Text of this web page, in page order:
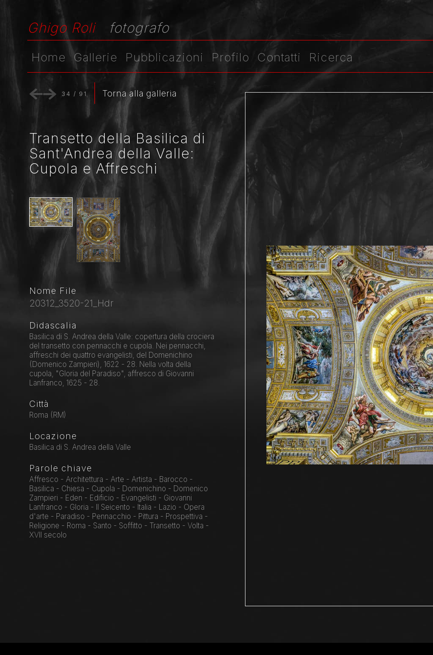
Ghigo Roli fotografo
Home Gallerie Pubblicazioni Profilo Contatti Ricerca
34 / 91 Torna alla galleria
Transetto della Basilica di
Sant'Andrea della Valle:
Cupola e Affreschi
Nome File
20312_3520-21_Hdr
Didascalia
Basilica di S. Andrea della Valle: copertura della crociera
del transetto con pennacchi e cupola. Nei pennacchi,
affreschi dei quattro evangelisti, del Domenichino
(Domenico Zampieri), 1622 - 28. Nella volta della
cupola, "Gloria del Paradiso", affresco di Giovanni
Lanfranco, 1625 - 28.
Città
Roma (RM)
Locazione
Basilica di S. Andrea della Valle
Parole chiave
Affresco - Architettura - Arte - Artista - Barocco -
Basilica - Chiesa - Cupola - Domenichino - Domenico
Zampieri - Eden - Edificio - Evangelisti - Giovanni
Lanfranco - Gloria - Il Seicento - Italia - Lazio - Opera
d'arte - Paradiso - Pennacchio - Pittura - Prospettiva -
Religione - Roma - Santo - Soffitto - Transetto - Volta -
XVII secolo